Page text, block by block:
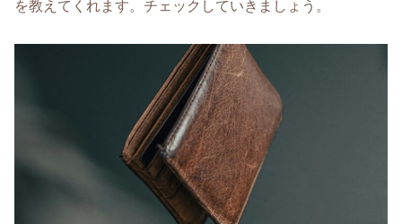
を教えてくれます。チェックしていきましょう。